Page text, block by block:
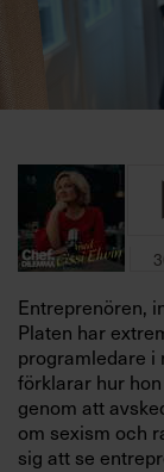
Entreprenören,
Platen har
programledare i
förklarar hur
genom att
om sexism och
sig att se